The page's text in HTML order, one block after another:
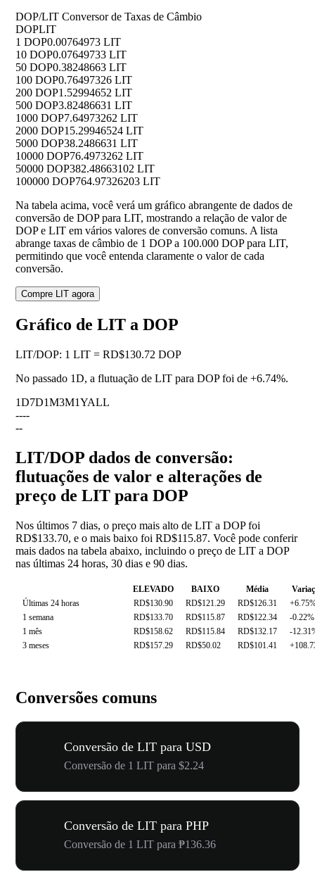
DOP/LIT Conversor de Taxas de Câmbio
DOPLIT
1 DOP0.00764973 LIT
10 DOP0.07649733 LIT
50 DOP0.38248663 LIT
100 DOP0.76497326 LIT
200 DOP1.52994652 LIT
500 DOP3.82486631 LIT
1000 DOP7.64973262 LIT
2000 DOP15.29946524 LIT
5000 DOP38.2486631 LIT
10000 DOP76.4973262 LIT
50000 DOP382.48663102 LIT
100000 DOP764.97326203 LIT
Na tabela acima, você verá um gráfico abrangente de dados de
conversão de DOP para LIT, mostrando a relação de valor de
DOP e LIT em vários valores de conversão comuns. A lista
abrange taxas de câmbio de 1 DOP a 100.000 DOP para LIT,
permitindo que você entenda claramente o valor de cada
conversão.
Compre LIT agora
Gráfico de LIT a DOP
LIT/DOP: 1 LIT = RD$130.72 DOP
No passado 1D, a flutuação de LIT para DOP foi de +6.74%.
1D7D1M3M1YALL
----
--
LIT/DOP dados de conversão:
flutuações de valor e alterações de
preço de LIT para DOP
Nos últimos 7 dias, o preço mais alto de LIT a DOP foi
RD$133.70, e o mais baixo foi RD$115.87. Você pode conferir
mais dados na tabela abaixo, incluindo o preço de LIT a DOP
nas últimas 24 horas, 30 dias e 90 dias.
ELEVADO BAIXO Média
Últimas 24 horas
RD$130.90 RD$121.29 RD$126.31
1 semana
RD$133.70 RD$115.87 RD$122.34
-0.22%
1 mês
RD$158.62 RD$115.84 RD$132.17
-
3 meses
RD$157.29 RD$50.02 RD$101.41
Conversões comuns
Conversão de LIT para USD
Conversão de 1 LIT para $2.24
Conversão de LIT para PHP
Conversão de 1 LIT para ₱136.36